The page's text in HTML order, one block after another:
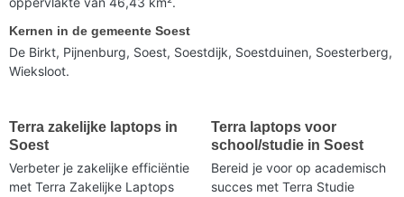
Kernen in de gemeente Soest
De Birkt, Pijnenburg, Soest, Soestdijk, Soestduinen, Soesterberg,
Wieksloot.
Terra zakelijke laptops in
Soest
Verbeter je zakelijke efficiëntie
met Terra Zakelijke Laptops
Terra laptops voor
school/studie in Soest
Bereid je voor op academisch
succes met Terra Studie